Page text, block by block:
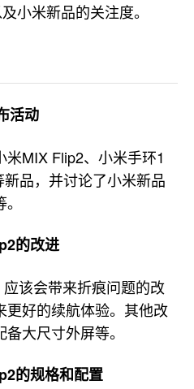
小米新品的关注度。
活动
MIX Flip2、小米手环1
品，并讨论了小米新品
的改进
该会带来折痕问题的改
更好的续航体验。其他改
大尺寸外屏等。
的规格和配置